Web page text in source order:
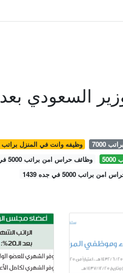
السعودي
وظيفه وانت في المنزل 7000
وظائف حراس امن براتب 5000 في جدة 1440
براتب 5000 في جده 1439